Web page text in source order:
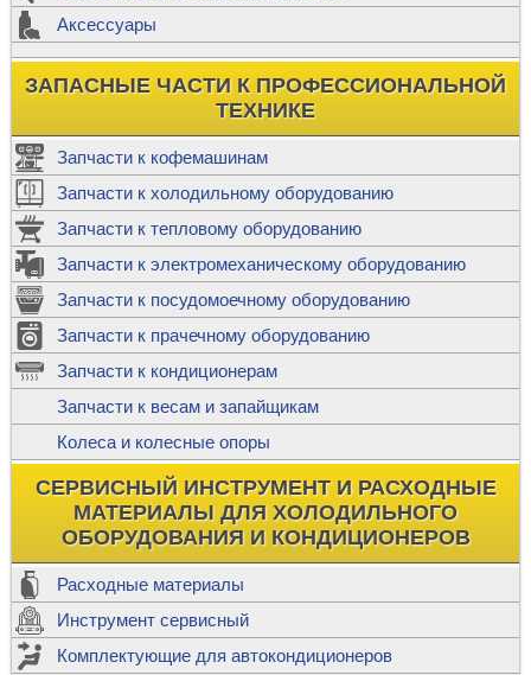
Аксессуары
ЗАПАСНЫЕ ЧАСТИ К ПРОФЕССИОНАЛЬНОЙ
ТЕХНИКЕ
Запчасти к кофемашинам
Запчасти к холодильному оборудованию
Запчасти к тепловому оборудованию
Запчасти к электромеханическому оборудованию
Запчасти к посудомоечному оборудованию
Запчасти к прачечному оборудованию
Запчасти к кондиционерам
Запчасти к весам и запайщикам
Колеса и колесные опоры
СЕРВИСНЫЙ ИНСТРУМЕНТ И РАСХОДНЫЕ
МАТЕРИАЛЫ ДЛЯ ХОЛОДИЛЬНОГО
ОБОРУДОВАНИЯ И КОНДИЦИОНЕРОВ
Расходные материалы
Инструмент сервисный
Комплектующие для автокондиционеров